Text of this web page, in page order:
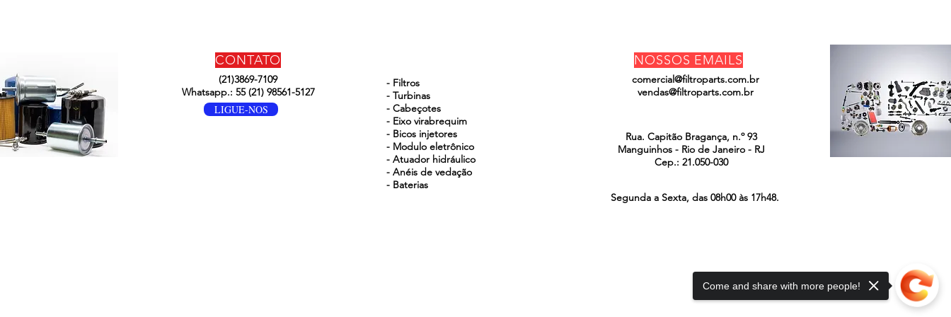
CONTATO
(21)3869-7109
Whatsapp.: 55 (21) 98561-5127
LIGUE-NOS
- Filtros
- Turbinas
- Cabeçotes
- Eixo virabrequim
- Bicos injetores
- Modulo eletrônico
- Atuador hidráulico
- Anéis de vedação
- Baterias
NOSSOS EMAILS
comercial@filtroparts.com.br
vendas@filtroparts.com.br
Rua. Capitão Bragança, n.º 93
Manguinhos - Rio de Janeiro - RJ
Cep.: 21.050-030
Segunda a Sexta, das 08h00 às 17h48.
Come and share with more people!